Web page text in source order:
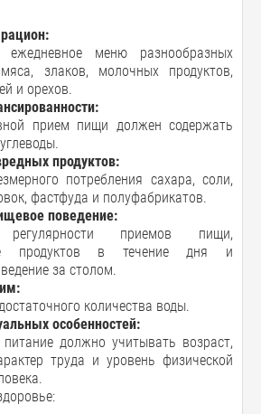
меню разнообразных
злаков, молочных продуктов,
и орехов.
прием пищи должен содержать
продуктов:
потребления сахара, соли,
фастфуда и полуфабрикатов.
поведение:
регулярности приемов пищи,
продуктов в течение дня и
за столом.
количества воды.
особенностей:
должно учитывать возраст,
труда и уровень физической